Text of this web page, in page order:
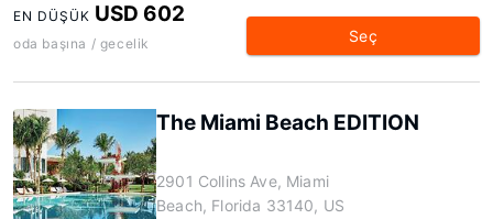
EN DÜŞÜK USD 602
oda başına / gecelik Seç
The Miami Beach EDITION
2901 Collins Ave, Miami
Beach, Florida 33140, US